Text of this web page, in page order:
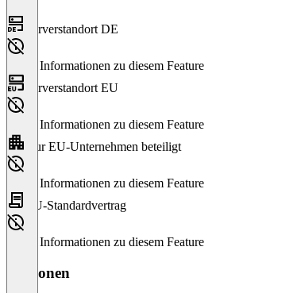
Serverstandort DE
Keine Informationen zu diesem Feature
Serverstandort EU
Keine Informationen zu diesem Feature
Nur EU-Unternehmen beteiligt
Keine Informationen zu diesem Feature
EU-Standardvertrag
Keine Informationen zu diesem Feature
Versionen